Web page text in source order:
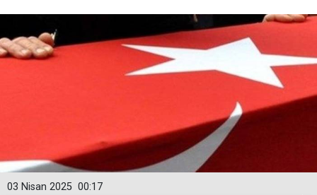
00:17
03 Nisan 2025